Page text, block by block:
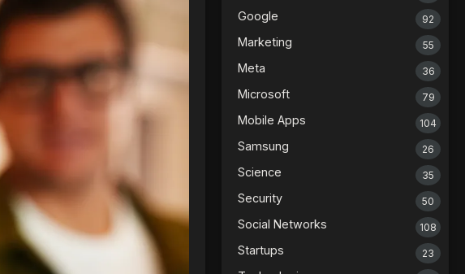
Google 92
Marketing 55
Meta 36
Microsoft 79
Mobile Apps 104
Samsung 26
Science 35
Security 50
Social Networks 108
Startups 23